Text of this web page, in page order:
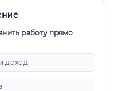
работу прямо
доход